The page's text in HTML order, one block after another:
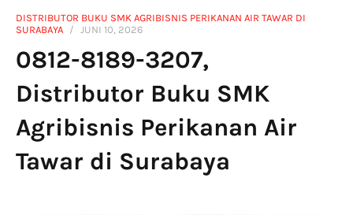
DISTRIBUTOR BUKU SMK AGRIBISNIS PERIKANAN AIR TAWAR DI
SURABAYA
JUNI 10, 2026
0812-8189-3207,
Distributor Buku SMK
Agribisnis Perikanan Air
Tawar di Surabaya